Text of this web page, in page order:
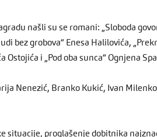
našli su se romani: „Sloboda
bez grobova“ Enesa Halilovića,
Ostojića i „Pod oba sunca“ Ognjena
Nenezić, Branko Kukić, Ivan
situacije, proglašenje dobitnika